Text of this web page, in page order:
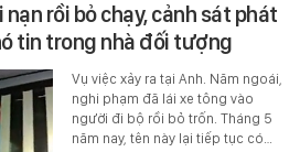
rồi bỏ chạy, cảnh sát phát
tin trong nhà đối tượng
Vụ việc xảy ra tại Anh. Năm ngoái,
nghi phạm đã lái xe tông vào
người đi bộ rồi bỏ trốn. Tháng 5
năm nay, tên này lại tiếp tục có…